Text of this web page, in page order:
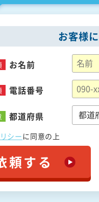
お客様
お名前
電話番号
都道府県
シーに同意の上
頼する